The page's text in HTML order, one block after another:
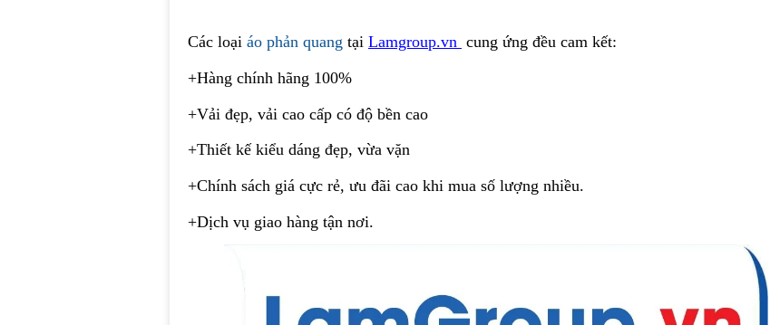
Các loại áo phản quang tại Lamgroup.vn cung ứng đều cam kết:
+Hàng chính hãng 100%
+Vải đẹp, vải cao cấp có độ bền cao
+Thiết kế kiểu dáng đẹp, vừa vặn
+Chính sách giá cực rẻ, ưu đãi cao khi mua số lượng nhiều.
+Dịch vụ giao hàng tận nơi.